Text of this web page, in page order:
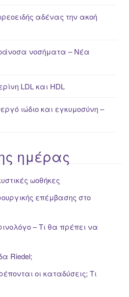
αδένας την ακοή
νοσήματα – Νέα
LDL και HDL
ιώδιο και εγκυμοσύνη –
ημέρας
ωοθήκες
επέμβασης στο
– Τι θα πρέπει να
Riedel;
οι καταδύσεις; Τι